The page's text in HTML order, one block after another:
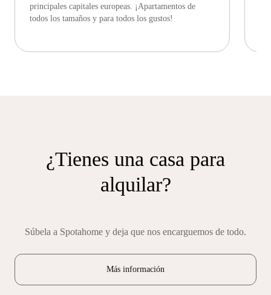
principales capitales europeas. ¡Apartamentos de
todos los tamaños y para todos los gustos!
¿Tienes una casa para
alquilar?
Súbela a Spotahome y deja que nos encarguemos de todo.
Más información